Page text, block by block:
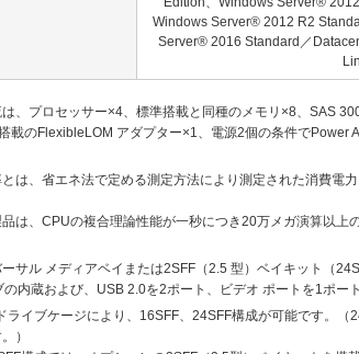
Windows Server® 2012 R2
Server® 2016 Standard／
、プロセッサー×4、標準搭載と同種のメモリ×8、SAS
載のFlexibleLOM アダプター×1、電源2個の条件でPower
は、省エネ法で定める測定方法により測定された消費電
品は、CPUの複合理論性能が一秒につき20万メガ演算以上
サル メディアベイまたは2SFF（2.5 型）ベイキット（
内蔵および、USB 2.0を2ポート、ビデオ ポートを1ポー
ライブケージにより、16SFF、24SFF構成が可能です。（
）